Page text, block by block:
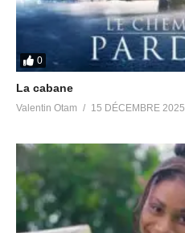
0
La cabane
Valentin Otam 15 DÉCEMBRE 2025